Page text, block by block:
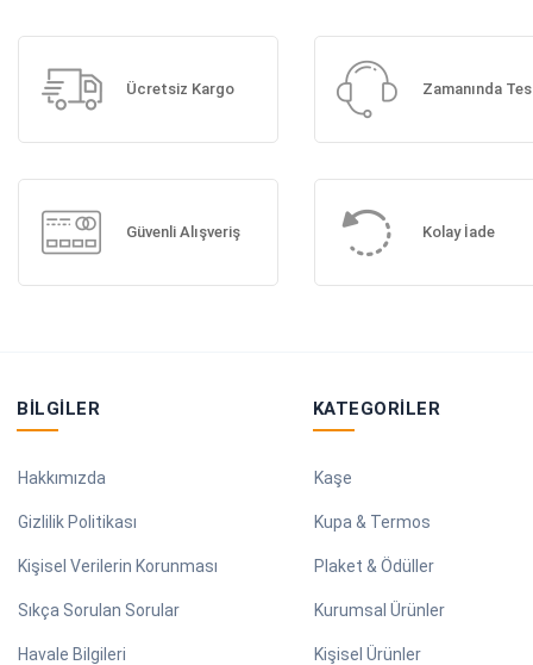
Ücretsiz Kargo Zamanında
Güvenli Alışveriş Kolay İade
BILGILER
Hakkımızda
Gizlilik Politikası
Kişisel Verilerin Korunması
Sıkça Sorulan Sorular
Havale Bilgileri
KATEGORILER
Kaşe
Kupa & Termos
Plaket & Ödüller
Kurumsal Ürünler
Kişisel Ürünler